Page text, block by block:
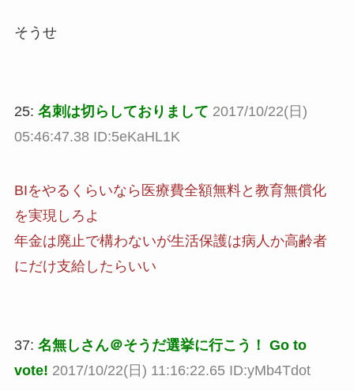
そうせ
25: 名刺は切らしておりまして 2017/10/22(日)
05:46:47.38 ID:5eKaHL1K
BIをやるくらいなら医療費全額無料と教育無償化
を実現しろよ
年金は廃止で構わないが生活保護は病人か高齢者
にだけ支給したらいい
37: 名無しさん＠そうだ選挙に行こう！ Go to
vote! 2017/10/22(日) 11:16:22.65 ID:yMb4Tdot